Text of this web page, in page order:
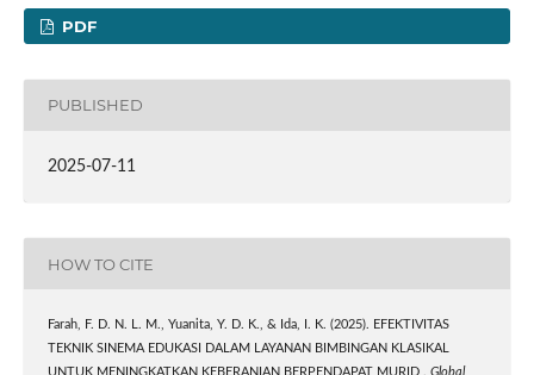
PDF
PUBLISHED
2025-07-11
HOW TO CITE
Farah, F. D. N. L. M., Yuanita, Y. D. K., & Ida, I. K. (2025). EFEKTIVITAS
TEKNIK SINEMA EDUKASI DALAM LAYANAN BIMBINGAN KLASIKAL